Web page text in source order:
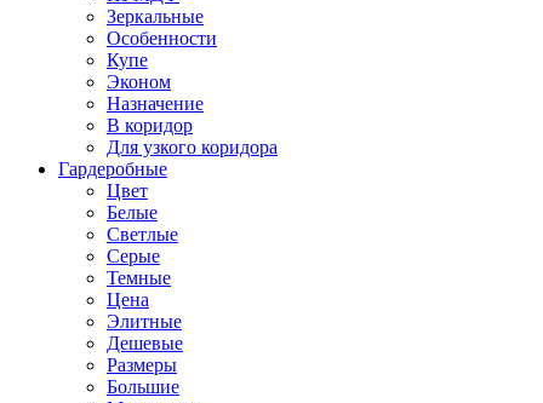
Зеркальные
Особенности
Купе
Эконом
Назначение
В коридор
Для узкого коридора
Гардеробные
Цвет
Белые
Светлые
Серые
Темные
Цена
Элитные
Дешевые
Размеры
Большие